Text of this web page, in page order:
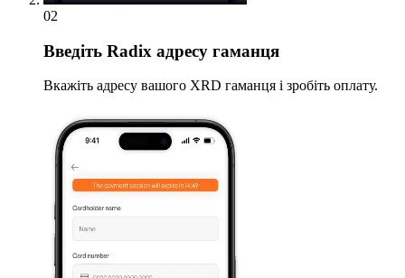
02
Введіть Radix адресу гаманця
Вкажіть адресу вашого XRD гаманця і зробіть оплату.